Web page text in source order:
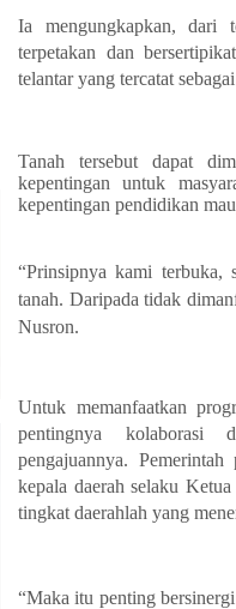
Ia mengungkapkan, dari
terpetakan dan
telantar yang tercatat
Tanah tersebut dapat
kepentingan untuk
kepentingan pendidikan
“Prinsipnya kami terbuka,
tanah. Daripada tidak
Nusron.
Untuk memanfaatkan
pentingnya kolaborasi
pengajuannya.
kepala daerah selaku
tingkat daerahlah yang
“Maka itu penting